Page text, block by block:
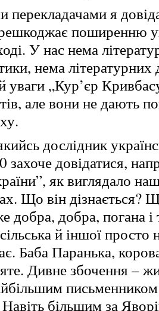
перекладачами я
поширенню
У нас нема
нема
уваги „Кур’єр
але вони не дають
дослідник
захоче довідатися,
як виглядало
Що він дізнається?
добра, добра, погана
й іншої просто
Баба Паранька,
Дивне збочення –
більшим за